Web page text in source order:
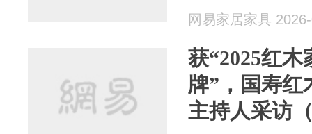
网易家居家具
获“2025红
牌”，国寿红
主持人采访